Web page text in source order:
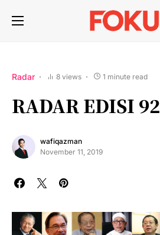
Radar 8 views 1 minute read
RADAR EDISI 92
wafiqazman
November 11, 2019